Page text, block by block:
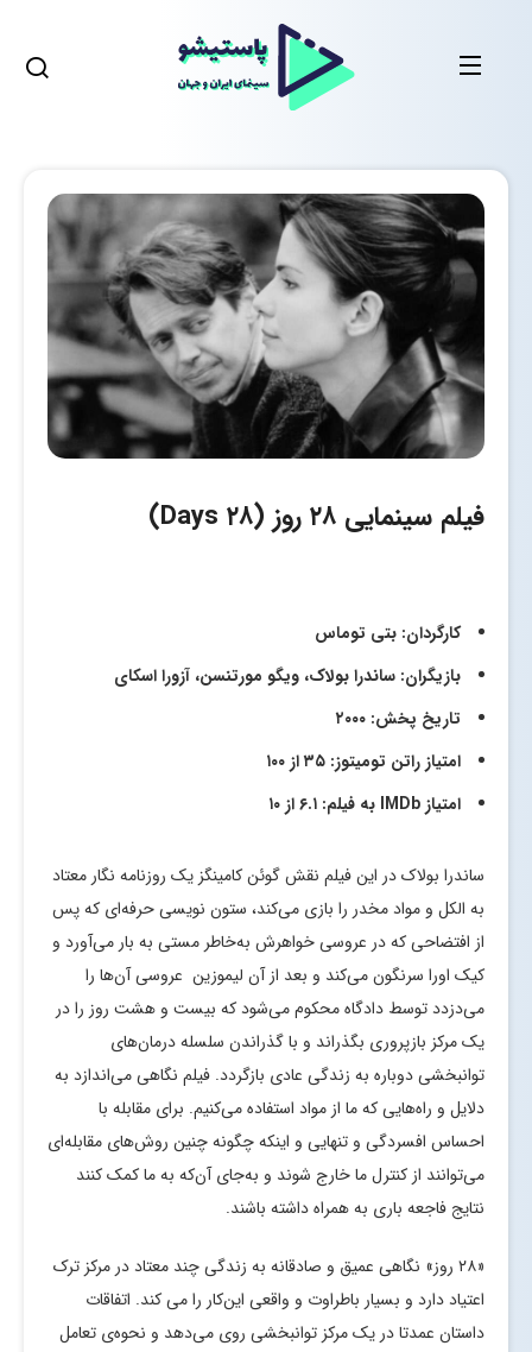
فیلم سینمایی ۲۸ روز (۲۸ Days)
کارگردان: بتی توماس
بازیگران: ساندرا بولاک، ویگو مورتنسن، آزورا اسکای
تاریخ پخش: ۲۰۰۰
امتیاز راتن تومیتوز: ۳۵ از ۱۰۰
امتیاز IMDb به فیلم: ۶.۱ از ۱۰
ساندرا بولاک در این فیلم نقش گوئن کامینگز یک روزنامه نگار معتاد
به الکل و مواد مخدر را بازی می‌کند، ستون نویسی حرفه‌ای که پس
از افتضاحی که در عروسی خواهرش به‌خاطر مستی به بار می‌آورد و
کیک اورا سرنگون می‌کند و بعد از آن لیموزین عروسی آن‌ها را
می‌دزدد توسط دادگاه محکوم می‌شود که بیست و هشت روز را در
یک مرکز بازپروری بگذراند و با گذراندن سلسله درمان‌های
توانبخشی دوباره به زندگی عادی بازگردد. فیلم نگاهی می‌اندازد به
دلایل و راه‌هایی که ما از مواد استفاده می‌کنیم. برای مقابله با
احساس افسردگی و تنهایی و اینکه چگونه چنین روش‌های مقابله‌ای
می‌توانند از کنترل ما خارج شوند و به‌جای آن‌که به ما کمک کنند
نتایج فاجعه باری به همراه داشته باشند.
«۲۸ روز» نگاهی عمیق و صادقانه به زندگی چند معتاد در مرکز ترک
اعتیاد دارد و بسیار باطراوت و واقعی این‌کار را می کند. اتفاقات
داستان عمدتا در یک مرکز توانبخشی روی می‌دهد و نحوه‌ی تعامل